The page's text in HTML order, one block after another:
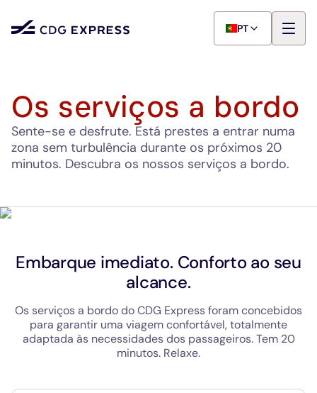
PT
Os serviços a bordo
Sente-se e desfrute. Está prestes a entrar numa
zona sem turbulência durante os próximos 20
minutos. Descubra os nossos serviços a bordo.
Embarque imediato. Conforto ao seu
alcance.
Os serviços a bordo do CDG Express foram concebidos
para garantir uma viagem confortável, totalmente
adaptada às necessidades dos passageiros. Tem 20
minutos. Relaxe.